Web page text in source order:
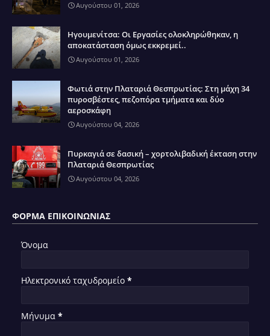
Αυγούστου 01, 2026
Ηγουμενίτσα: Οι Εργασίες ολοκληρώθηκαν, η
αποκατάσταση όμως εκκρεμεί..
Αυγούστου 01, 2026
Φωτιά στην Πλαταριά Θεσπρωτίας: Στη μάχη 34
πυροσβέστες, πεζοπόρα τμήματα και δύο
αεροσκάφη
Αυγούστου 04, 2026
Πυρκαγιά σε δασική – χορτολιβαδική έκταση στην
Πλαταριά Θεσπρωτίας
Αυγούστου 04, 2026
ΦΌΡΜΑ ΕΠΙΚΟΙΝΩΝΊΑΣ
Όνομα
Ηλεκτρονικό ταχυδρομείο *
Μήνυμα *